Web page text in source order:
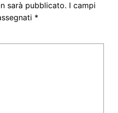
sarà pubblicato. I campi
*